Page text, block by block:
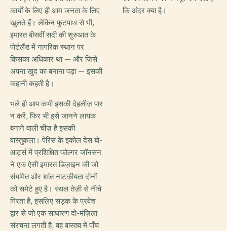
कार्यों के लिए ही आम जनता के लिए
खुलते हैं। लेकिन फुटपाथ से भी,
इमारत बीसवीं सदी की शुरुआत के
पोर्टलैंड में नागरिक स्थान पर
किसका अधिकार था — और जिसे
अपना खुद का बनाना पड़ा — इसकी
कहानी कहती है।
भले ही आप कभी इसकी देहलीज़ पार
न करें, फिर भी इसे जानने लायक
बनाने वाली चीज़ है इसकी
वास्तुकला। पेरिस के इकोल देस बो-
आर्ट्स में प्रशिक्षित फोल्गर जॉनसन
ने एक ऐसी इमारत डिज़ाइन की जो
संयमित और शांत नाटकीयता दोनों
को समेटे हुए है। स्थल तेज़ी से नीचे
गिरता है, इसलिए सड़क के प्रवेश
द्वार से जो एक साधारण दो-मंज़िला
संरचना लगती है, वह वास्तव में पाँच
कि अंदर क्या है।